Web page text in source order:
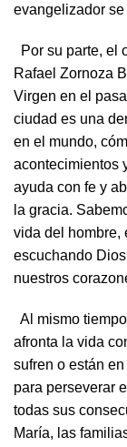
evangelizador se
Por su parte, el
Rafael Zornoza
Virgen en el
ciudad es una
en el mundo,
acontecimientos
ayuda con fe y
la gracia.
vida del
escuchando
nuestros
Al mismo
afronta la vida
sufren o están
para perseverar
todas sus
María, las